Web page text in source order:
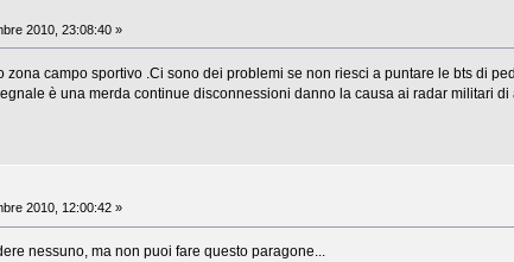
2010, 23:08:40 »
campo sportivo .Ci sono dei problemi se non riesci a puntare le bts di
è una merda continue disconnessioni danno la causa ai radar militari
2010, 12:00:42 »
nessuno, ma non puoi fare questo paragone...